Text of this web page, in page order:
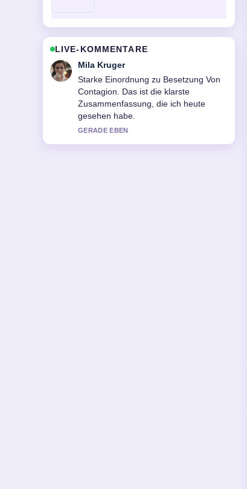
LIVE-KOMMENTARE
Jonas Wagner
Verfolge Besetzung Von Like A
Complete Unknown genau – schaetze
den ausgewogenen Ton hier.
3 MIN ZUVOR